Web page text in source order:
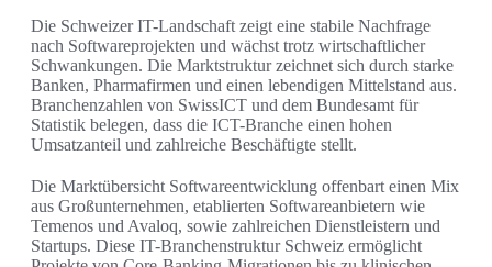
Die Schweizer IT-Landschaft zeigt eine stabile Nachfrage
nach Softwareprojekten und wächst trotz wirtschaftlicher
Schwankungen. Die Marktstruktur zeichnet sich durch starke
Banken, Pharmafirmen und einen lebendigen Mittelstand aus.
Branchenzahlen von SwissICT und dem Bundesamt für
Statistik belegen, dass die ICT-Branche einen hohen
Umsatzanteil und zahlreiche Beschäftigte stellt.
Die Marktübersicht Softwareentwicklung offenbart einen Mix
aus Großunternehmen, etablierten Softwareanbietern wie
Temenos und Avaloq, sowie zahlreichen Dienstleistern und
Startups. Diese IT-Branchenstruktur Schweiz ermöglicht